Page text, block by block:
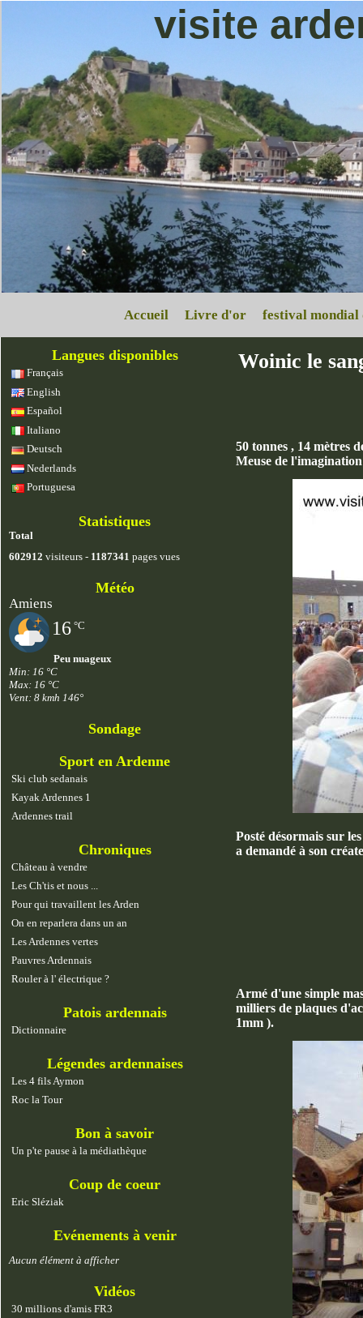
visite
Accueil Livre d'or festival mondial
Langues disponibles
Français
English
Español
Italiano
Deutsch
Nederlands
Portuguesa
Statistiques
Total
602912 visiteurs - 1187341 pages vues
Météo
Amiens
16 °C
Peu nuageux
Min: 16 °C
Max: 16 °C
Vent: 8 kmh 146°
Sondage
Sport en Ardenne
Ski club sedanais
Kayak Ardennes 1
Ardennes trail
Chroniques
Château à vendre
Les Ch'tis et nous ...
Pour qui travaillent les Arden
On en reparlera dans un an
Les Ardennes vertes
Pauvres Ardennais
Rouler à l' électrique ?
Patois ardennais
Dictionnaire
Légendes ardennaises
Les 4 fils Aymon
Roc la Tour
Bon à savoir
Un p'te pause à la médiathèque
Coup de coeur
Eric Sléziak
Evénements à venir
Aucun élément à afficher
Vidéos
30 millions d'amis FR3
Woinic le
50 tonnes , 14 mètres
Meuse de
Posté désormais sur
a demandé à son
Armé d'une simple
milliers de plaques
1mm ).